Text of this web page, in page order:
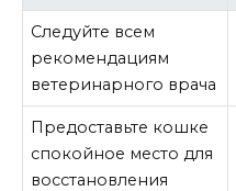
Следуйте всем
рекомендациям
ветеринарного врача
Предоставьте кошке
спокойное место для
восстановления